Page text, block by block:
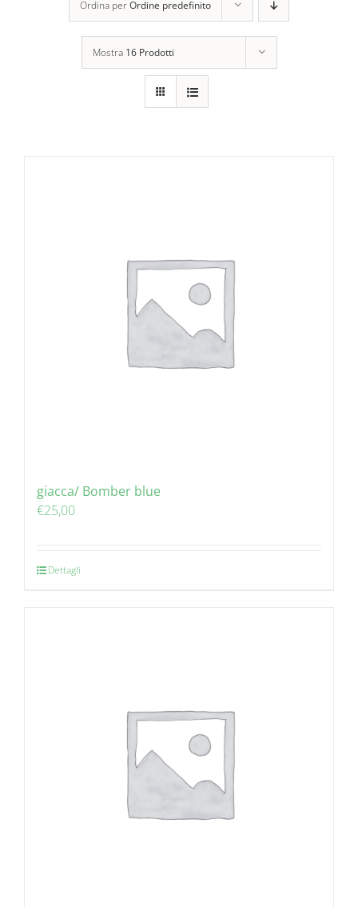
Ordina perOrdine predefinito
Mostra 16 Prodotti
giacca/ Bomber blue
€25,00
Dettagli